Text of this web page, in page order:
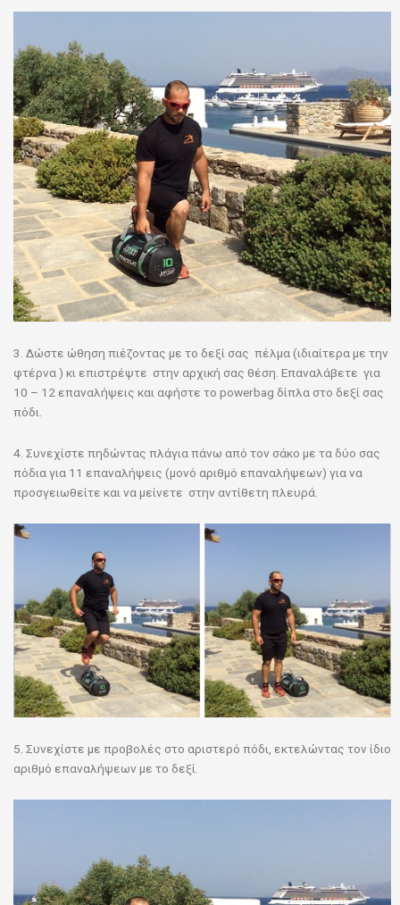
3. Δώστε ώθηση πιέζοντας με το δεξί σας πέλμα (ιδιαίτερα με την
φτέρνα ) κι επιστρέψτε στην αρχική σας θέση. Επαναλάβετε για
10 – 12 επαναλήψεις και αφήστε το powerbag δίπλα στο δεξί σας
πόδι.
4. Συνεχίστε πηδώντας πλάγια πάνω από τον σάκο με τα δύο σας
πόδια για 11 επαναλήψεις (μονό αριθμό επαναλήψεων) για να
προσγειωθείτε και να μείνετε στην αντίθετη πλευρά.
5. Συνεχίστε με προβολές στο αριστερό πόδι, εκτελώντας τον ίδιο
αριθμό επαναλήψεων με το δεξί.